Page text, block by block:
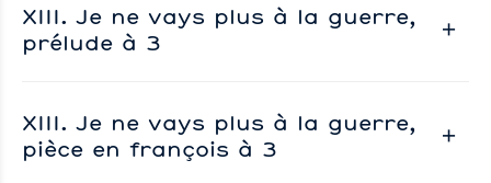
XIII. Je ne vays plus à la guerre,
prélude à 3
XIII. Je ne vays plus à la guerre,
pièce en françois à 3